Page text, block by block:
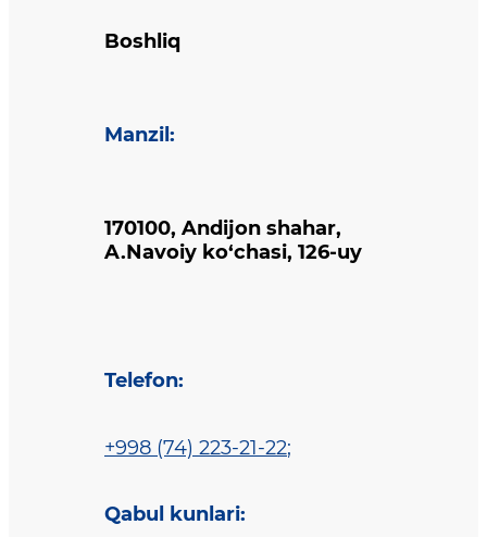
Boshliq
Manzil :
170100, Andijon shahar,
A.Navoiy ko‘chasi, 126-uy
Telefon:
+998 (74) 223-21-22;
Qabul kunlari: